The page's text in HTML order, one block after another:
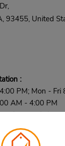
93455, United
:
PM; Mon - Fri
AM - 4:00 PM
comptoir de
à une